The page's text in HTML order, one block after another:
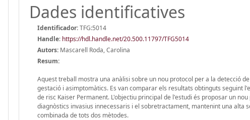
Dades identificatives
Identificador:TFG:5014
Handle: https://hdl.handle.net/20.500.11797/TFG5014
Autors: Mascarell Roda, Carolina
Resum:
Aquest treball mostra una anàlisi sobre un nou protocol per a la detecció
gestació i asimptomàtics. Es van comparar els resultats obtinguts seguint
de risc Kaiser Permanent. L'objectiu principal de l'estudi és proposar un
diagnòstics invasius innecessaris i el sobretractament, mantenint una
combinada de tots dos mètodes.